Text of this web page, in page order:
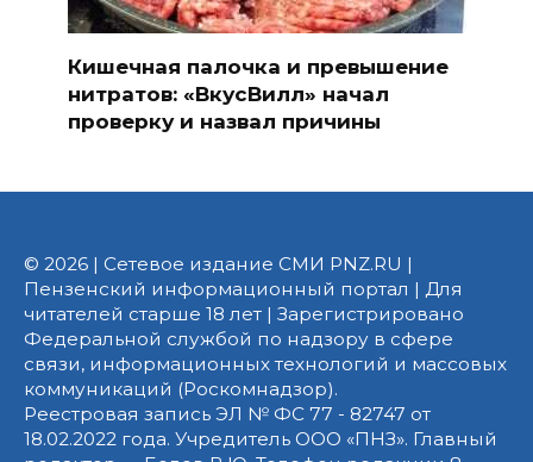
Кишечная палочка и превышение
нитратов: «ВкусВилл» начал
проверку и назвал причины
© 2026 | Сетевое издание СМИ PNZ.RU |
Пензенский информационный портал | Для
читателей старше 18 лет | Зарегистрировано
Федеральной службой по надзору в сфере
связи, информационных технологий и массовых
коммуникаций (Роскомнадзор).
Реестровая запись ЭЛ № ФС 77 - 82747 от
18.02.2022 года. Учредитель ООО «ПНЗ». Главный